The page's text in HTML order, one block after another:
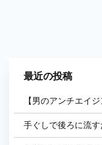
最近の投稿
【男のアンチエイ
手ぐしで後ろに流